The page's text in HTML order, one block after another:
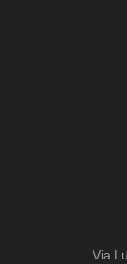
Via